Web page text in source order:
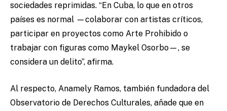
sociedades reprimidas. “En Cuba, lo que en otros
países es normal —colaborar con artistas críticos,
participar en proyectos como Arte Prohibido o
trabajar con figuras como Maykel Osorbo—, se
considera un delito”, afirma.
Al respecto, Anamely Ramos, también fundadora del
Observatorio de Derechos Culturales, añade que en